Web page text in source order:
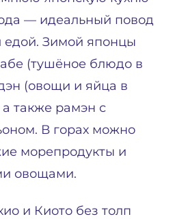
— идеальный повод
едой. Зимой японцы
(тушёное блюдо в
(овощи и яйца в
также рамэн с
В горах можно
морепродукты и
овощами.
и Киото без толп